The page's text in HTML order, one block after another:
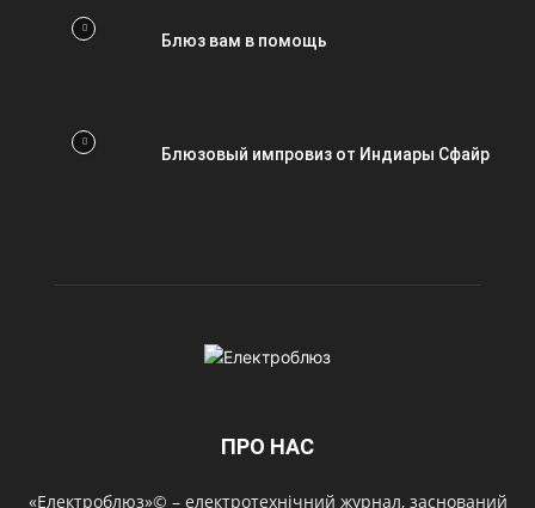
Блюз вам в помощь
Блюзовый импровиз от Индиары Сфайр
ПРО НАС
«Електроблюз»© – електротехнічний журнал, заснований